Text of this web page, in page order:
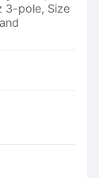
3-pole, Size